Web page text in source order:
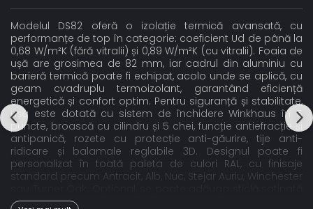
Modelul DS82 oferă o izolație termică avansată, cu
performanțe de top în categorie: coeficient Ud de până la
0,68 W/m²K (fără vitralii) și 0,89 W/m²K (cu vitralii). Foaia de
ușă are grosimea de 82 mm, iar cadrul din aluminiu cu
barieră termică poate fi echipat, acolo unde se aplică, cu
geam cvadruplu termoizolant, garantând eficiență
energetică și confort optim. Pentru siguranță și stabilitate,
ușa este dotată cu sistem de închidere Winkhaus în 5
puncte, broască cu cilindru și 5 chei, funcție antiefracție și
antipanică, rozete cu protecție anti-găurire, tije anti-
ridicare și balamale reglabile 3D. Designul poate fi
personalizat în toată paleta de culori RAL, cu finisaje
standard precum Antracit, Alb, Nuc, Stejar Auriu, Winchester
sau gri grafit, oferind un plus de rafinament. Pragul din